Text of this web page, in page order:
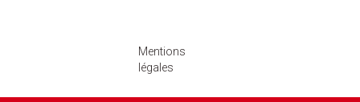
Mentions
légales